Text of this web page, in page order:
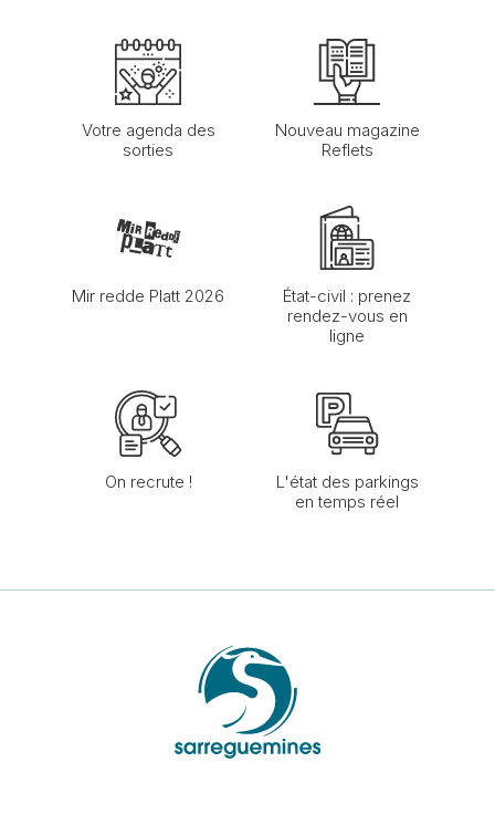
Votre agenda des
sorties
Nouveau magazine
Reflets
Mir redde Platt 2026
État-civil : prenez
rendez-vous en
ligne
On recrute !
L'état des parkings
en temps réel